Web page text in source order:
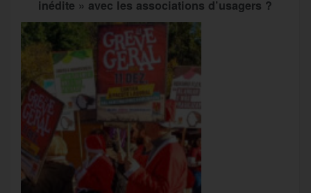
inédite » avec les associations d’usagers ?